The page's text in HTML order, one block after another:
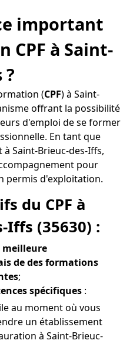
important
CPF à Saint-
(CPF) à Saint-
offrant la possibilité
d'emploi de se former
En tant que
Saint-Brieuc-des-Iffs,
pour
permis d'exploitation.
du CPF à
Iffs (35630) :
meilleure
de des formations
;
spécifiques :
au moment où vous
un établissement
à Saint-Brieuc-